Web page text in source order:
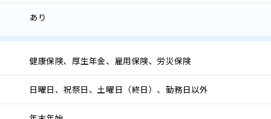
あり
健康保険、厚生年金、雇用保険、労災保険
日曜日、祝祭日、土曜日（終日）、勤務日以外